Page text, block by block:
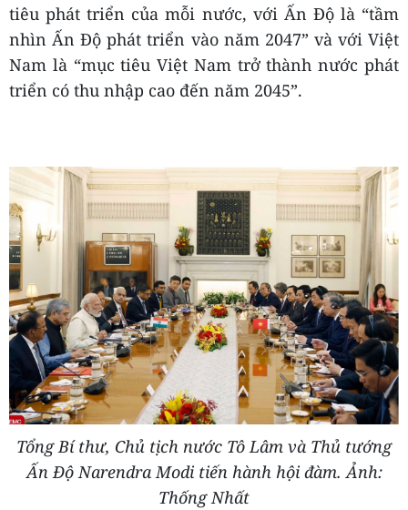
tiêu phát triển của mỗi nước, với Ấn Độ là “tầm
nhìn Ấn Độ phát triển vào năm 2047” và với Việt
Nam là “mục tiêu Việt Nam trở thành nước phát
triển có thu nhập cao đến năm 2045”.
Tổng Bí thư, Chủ tịch nước Tô Lâm và Thủ tướng
Ấn Độ Narendra Modi tiến hành hội đàm. Ảnh:
Thống Nhất